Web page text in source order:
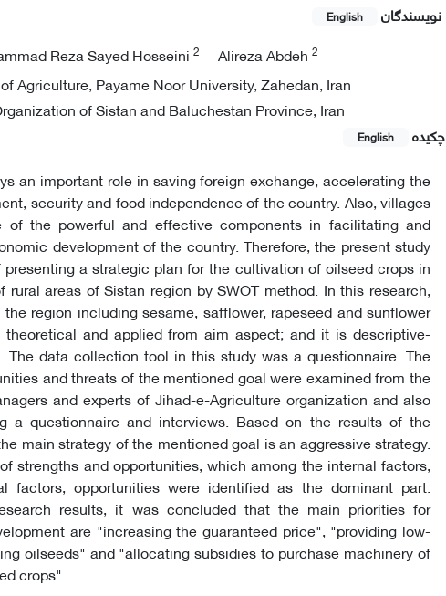
نویسندگان English
Reza Sayed Hosseini 2 Alireza Abdeh 2
Agriculture, Payame Noor University, Zahedan, Iran
of Sistan and Baluchestan Province, Iran
چکیده
English
an important role in saving foreign exchange, accelerating the
security and food independence of the country. Also, villages
of the powerful and effective components in facilitating and
development of the country. Therefore, the present study
a strategic plan for the cultivation of oilseed crops in
areas of Sistan region by SWOT method. In this research,
region including sesame, safflower, rapeseed and sunflower
and applied from aim aspect; and it is descriptive-
data collection tool in this study was a questionnaire. The
and threats of the mentioned goal were examined from the
and experts of Jihad-e-Agriculture organization and also
a questionnaire and interviews. Based on the results of the
main strategy of the mentioned goal is an aggressive strategy.
strengths and opportunities, which among the internal factors,
factors, opportunities were identified as the dominant part.
results, it was concluded that the main priorities for
are "increasing the guaranteed price", "providing low-
oilseeds" and "allocating subsidies to purchase machinery of
crops".